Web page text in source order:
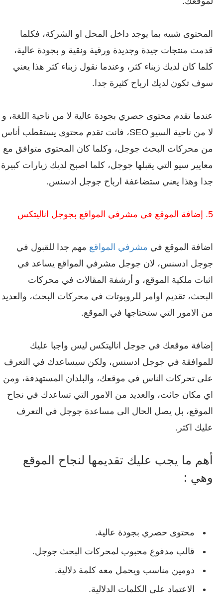
المحتوى شبيه بما يوجد داخل المحل او الشركة، فكلما
قدمت منتجات جيدة وجديدة ورقية ونقية و بجودة عالية،
كلما كان لديك زبناء كثر، وعندما نقول زبناء كثر هذا يعني
سوف تكون لديك ارباح كثيرة جدا.
عندما تقدم محتوى حصري بجودة عالية لا من ناحية اللغة، و
لا من ناحية السيو SEO، فانت تقدم محتوى يستقطب أناس
من محركات البحث جوجل، وكلما كان المحتوى متوافق مع
معايير سيو التي يقبلها جوجل، كلما اصبح لديك زيارات كبيرة
جدا وهذا يعني ستضاعفة ارباح جوجل ادسنس.
5. إضافة الموقع في مشرفي المواقع بجوجل اناليتكس
اضافة الموقع في مشرفي المواقع مهم جدا للقبول في
جوجل ادسنس، لان جوجل مشرفي المواقع يساعد في
اثبات ملكية الموقع، و أرشفة المقالات في محركات
البحث، تقديم اوامر للروبوتات في محركات البحث، والعديد
من الامور التي ستحتاجها في الموقع.
إضافة موقعك في جوجل اناليتكس ليس واجبا عليك
للموافقة في جوجل ادسنس، ولكن سيساعدك في التعرف
على تحركات الناس في موقعك، والبلدان المستهدفة، ومن
اي مكان جائت، والعديد من الامور التي تساعدك في نجاح
الموقع، بل يصل الحال الى مساعدة جوجل في التعرف
عليك اكثر.
أهم ما يجب عليك تقديمها لنجاح الموقع
وهي :
محتوى حصري بجودة عالية.
قالب مدفوع محبوب لمحركات البحث جوجل.
دومين مناسب ويحمل معه كلمة دلالية.
الاعتماد على الكلمات الدلالية.